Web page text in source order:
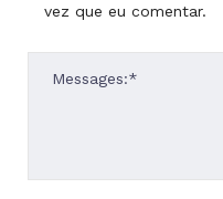
vez que eu comentar.